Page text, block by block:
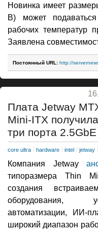
Новинка имеет
В) может
рабочих температур
Заявлена
Постоянный URL: http://
Плата Jetway
Mini-ITX
три порта
core ultra hardware intel jetway
Компания Jetway
типоразмера Thin
создания
оборудования,
автоматизации, ИИ-
широкий диапазон